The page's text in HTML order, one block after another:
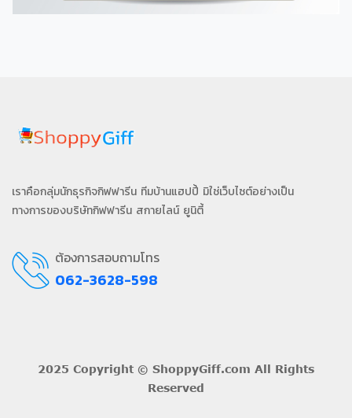
เราคือกลุ่มนักธุรกิจกิฟฟารีน ทีมบ้านแฮปปี้ มิใช่เว็บไซต์อย่างเป็น
ทางการของบริษัทกิฟฟารีน สกายไลน์ ยูนิตี้
ต้องการสอบถามโทร
062-3628-598
2025 Copyright © ShoppyGiff.com All Rights
Reserved